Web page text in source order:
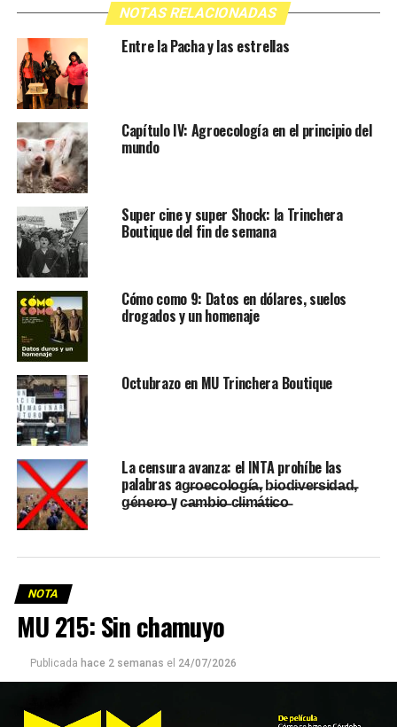
NOTAS RELACIONADAS
Entre la Pacha y las estrellas
Capítulo IV: Agroecología en el principio del
mundo
Super cine y super Shock: la Trinchera
Boutique del fin de semana
Cómo como 9: Datos en dólares, suelos
drogados y un homenaje
Octubrazo en MU Trinchera Boutique
La censura avanza: el INTA prohíbe las
palabras ag̶r̶o̶e̶c̶o̶l̶o̶g̶í̶a̶, b̶i̶o̶d̶i̶v̶e̶r̶s̶i̶d̶a̶d̶,
g̶é̶n̶e̶r̶o̶ y c̶a̶m̶b̶i̶o̶ c̶l̶i̶m̶á̶t̶i̶c̶o̶
NOTA
MU 215: Sin chamuyo
Publicada hace 2 semanas el 24/07/2026